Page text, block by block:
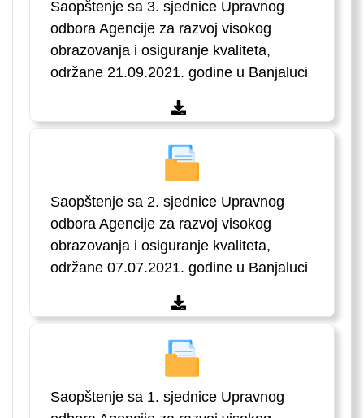
Saopštenje sa 3. sjednice Upravnog
odbora Agencije za razvoj visokog
obrazovanja i osiguranje kvaliteta,
održane 21.09.2021. godine u Banjaluci
Saopštenje sa 2. sjednice Upravnog
odbora Agencije za razvoj visokog
obrazovanja i osiguranje kvaliteta,
održane 07.07.2021. godine u Banjaluci
Saopštenje sa 1. sjednice Upravnog